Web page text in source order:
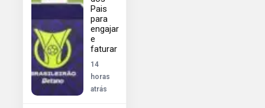
Pais
para
engajar
e
faturar
14
horas
atrás